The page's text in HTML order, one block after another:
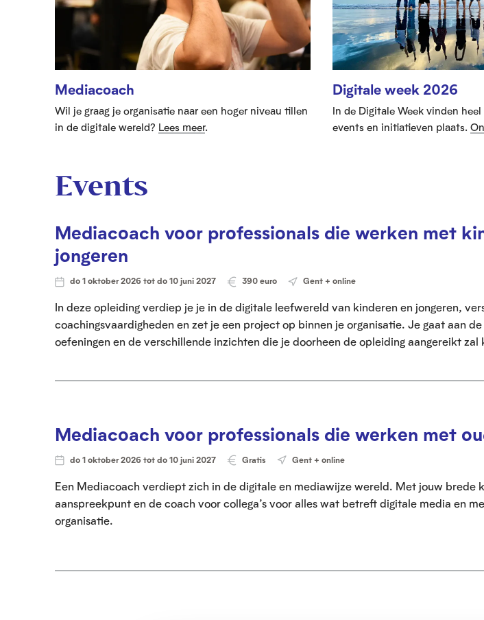
Mediacoach
Wil je graag je organisatie naar een hoger niveau tillen
in de digitale wereld? Lees meer.
Digitale week 2026
In de Digitale Week vinden
events en initiatieven plaats.
Events
Mediacoach voor professionals die werken met
jongeren
do 1 oktober 2026 tot do 10 juni 2027 390 euro Gent + online
In deze opleiding verdiep je je in de digitale leefwereld van kinderen en jongeren,
coachingsvaardigheden en zet je een project op binnen je organisatie. Je gaat aan
oefeningen en de verschillende inzichten die je doorheen de opleiding aangereikt zal
Mediacoach voor professionals die werken met
do 1 oktober 2026 tot do 10 juni 2027 Gratis Gent + online
Een Mediacoach verdiept zich in de digitale en mediawijze wereld. Met jouw brede
aanspreekpunt en de coach voor collega’s voor alles wat betreft digitale media en
organisatie.